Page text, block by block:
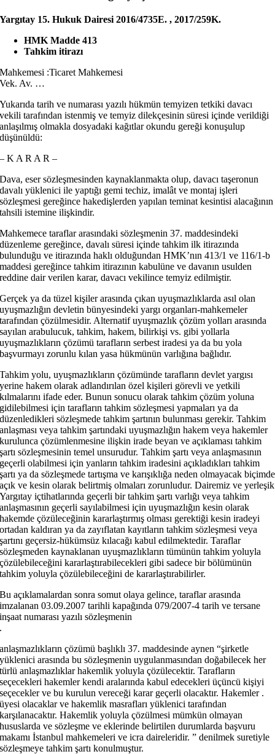
Yargıtay 15. Hukuk Dairesi 2016/4735E. , 2017/259K.
HMK Madde 413
Tahkim itirazı
Mahkemesi :Ticaret Mahkemesi
Vek. Av. …
Yukarıda tarih ve numarası yazılı hükmün temyizen tetkiki davacı
vekili tarafından istenmiş ve temyiz dilekçesinin süresi içinde verildiği
anlaşılmış olmakla dosyadaki kağıtlar okundu gereği konuşulup
düşünüldü:
– K A R A R –
Dava, eser sözleşmesinden kaynaklanmakta olup, davacı taşeronun
davalı yüklenici ile yaptığı gemi techiz, imalât ve montaj işleri
sözleşmesi gereğince hakedişlerden yapılan teminat kesintisi alacağının
tahsili istemine ilişkindir.
Mahkemece taraflar arasındaki sözleşmenin 37. maddesindeki
düzenleme gereğince, davalı süresi içinde tahkim ilk itirazında
bulunduğu ve itirazında haklı olduğundan HMK’nın 413/1 ve 116/1-b
maddesi gereğince tahkim itirazının kabulüne ve davanın usulden
reddine dair verilen karar, davacı vekilince temyiz edilmiştir.
Gerçek ya da tüzel kişiler arasında çıkan uyuşmazlıklarda asıl olan
uyuşmazlığın devletin bünyesindeki yargı organları-mahkemeler
tarafından çözülmesidir. Alternatif uyuşmazlık çözüm yolları arasında
sayılan arabulucuk, tahkim, hakem, bilirkişi vs. gibi yollarla
uyuşmazlıkların çözümü tarafların serbest iradesi ya da bu yola
başvurmayı zorunlu kılan yasa hükmünün varlığına bağlıdır.
Tahkim yolu, uyuşmazlıkların çözümünde tarafların devlet yargısı
yerine hakem olarak adlandırılan özel kişileri görevli ve yetkili
kılmalarını ifade eder. Bunun sonucu olarak tahkim çözüm yoluna
gidilebilmesi için tarafların tahkim sözleşmesi yapmaları ya da
düzenledikleri sözleşmede tahkim şartının bulunması gerekir. Tahkim
anlaşması veya tahkim şartındaki uyuşmazlığın hakem veya hakemler
kurulunca çözümlenmesine ilişkin irade beyan ve açıklaması tahkim
şartı sözleşmesinin temel unsurudur. Tahkim şartı veya anlaşmasının
geçerli olabilmesi için yanların tahkim iradesini açıkladıkları tahkim
şartı ya da sözleşmede tartışma ve karışıklığa neden olmayacak biçimde
açık ve kesin olarak belirtmiş olmaları zorunludur. Dairemiz ve yerleşik
Yargıtay içtihatlarında geçerli bir tahkim şartı varlığı veya tahkim
anlaşmasının geçerli sayılabilmesi için uyuşmazlığın kesin olarak
hakemde çözüleceğinin kararlaştırmış olması gerektiği kesin iradeyi
ortadan kaldıran ya da zayıflatan kayıtların tahkim sözleşmesi veya
şartını geçersiz-hükümsüz kılacağı kabul edilmektedir. Taraflar
sözleşmeden kaynaklanan uyuşmazlıkların tümünün tahkim yoluyla
çözülebileceğini kararlaştırabilecekleri gibi sadece bir bölümünün
tahkim yoluyla çözülebileceğini de kararlaştırabilirler.
Bu açıklamalardan sonra somut olaya gelince, taraflar arasında
imzalanan 03.09.2007 tarihli kapağında 079/2007-4 tarih ve tersane
inşaat numarası yazılı sözleşmenin
.
anlaşmazlıkların çözümü başlıklı 37. maddesinde aynen “şirketle
yüklenici arasında bu sözleşmenin uygulanmasından doğabilecek her
türlü anlaşmazlıklar hakemlik yoluyla çözülecektir. Tarafların
seçecekleri hakemler kendi aralarında kabul edecekleri üçüncü kişiyi
seçecekler ve bu kurulun vereceği karar geçerli olacaktır. Hakemler .
üyesi olacaklar ve hakemlik masrafları yüklenici tarafından
karşılanacaktır. Hakemlik yoluyla çözülmesi mümkün olmayan
hususlarda ve sözleşme ve eklerinde belirtilen durumlarda başvuru
makamı İstanbul mahkemeleri ve icra daireleridir. ” denilmek suretiyle
sözleşmeye tahkim şartı konulmuştur.